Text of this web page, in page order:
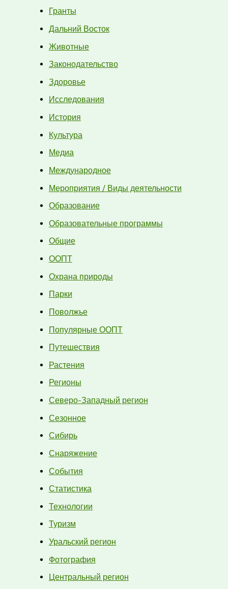
Гранты
Дальний Восток
Животные
Законодательство
Здоровье
Исследования
История
Культура
Медиа
Международное
Мероприятия / Виды деятельности
Образование
Образовательные программы
Общие
ООПТ
Охрана природы
Парки
Поволжье
Популярные ООПТ
Путешествия
Растения
Регионы
Северо-Западный регион
Сезонное
Сибирь
Снаряжение
События
Статистика
Технологии
Туризм
Уральский регион
Фотография
Центральный регион